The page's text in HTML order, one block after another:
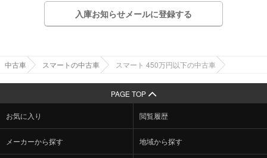
入庫お知らせメールに登録する
中古車 スマートの中古車 スマート 450万円以下の中古車
PAGE TOP
お気に入り 閲覧履歴
メーカーから探す 地域から探す